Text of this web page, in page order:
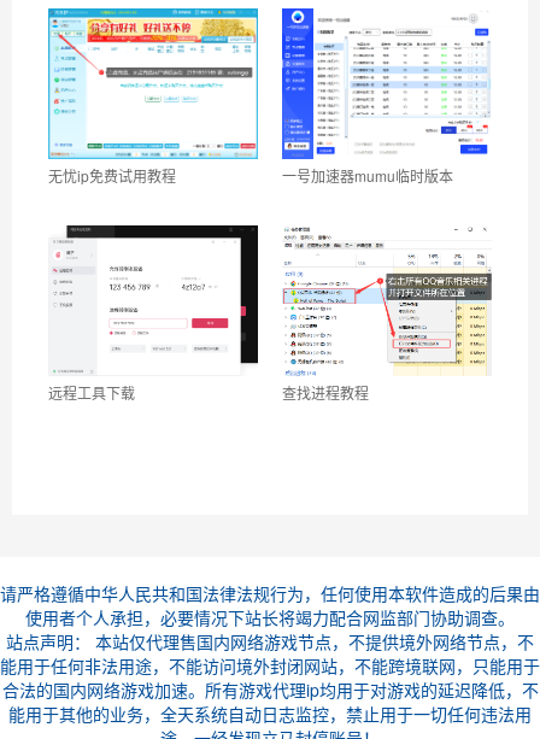
无忧ip免费试用教程 一号加速器mumu临时版本
远程工具下载 查找进程教程
请严格遵循中华人民共和国法律法规行为，任何使用本软件造成的后果由
使用者个人承担，必要情况下站长将竭力配合网监部门协助调查。
站点声明： 本站仅代理售国内网络游戏节点，不提供境外网络节点，不
能用于任何非法用途，不能访问境外封闭网站，不能跨境联网，只能用于
合法的国内网络游戏加速。所有游戏代理ip均用于对游戏的延迟降低，不
能用于其他的业务，全天系统自动日志监控，禁止用于一切任何违法用